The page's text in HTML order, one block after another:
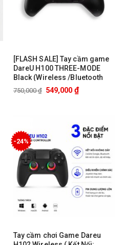
[FLASH SALE] Tay cầm game
DareU H100 THREE-MODE
Black (Wireless /Bluetooth
/USB)
750,000₫ 549,000 ₫
-24%
Tay cầm chơi Game Dareu